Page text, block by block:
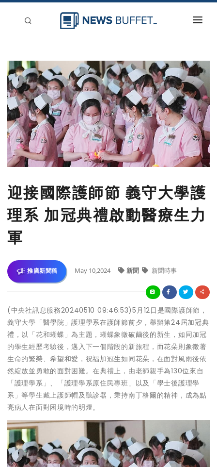
新聞稿分類
登入
刊登
迎接國際護師節 義守大學護
理系 加冠典禮啟動醫療生力
軍
推廣新聞稿 May 10,2024 新聞 新聞時事
(中央社訊息服務20240510 09:46:53)5月12日是國際護師節，
義守大學「醫學院」護理學系在護師節前夕，舉辦第24屆加冠典
禮，以「花和蝴蝶」為主題，蝴蝶象徵破繭後的新生，如同加冠
的學生經歷考驗後，邁入下一個階段的新旅程，而花朵則象徵著
生命的繁榮、希望和愛，祝福加冠生如同花朵，在面對風雨後依
然綻放並勇敢的面對困難。在典禮上，由老師親手為130位來自
「護理學系」、「護理學系原住民專班」以及「學士後護理學
系」等學生戴上護師帽及聽診器，秉持南丁格爾的精神，成為點
亮病人在面對困境時的明燈。